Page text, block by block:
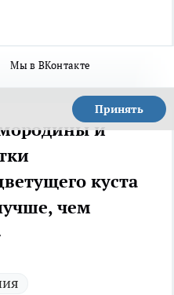
Мы в ВКонтакте
Принять
и
куста
чем